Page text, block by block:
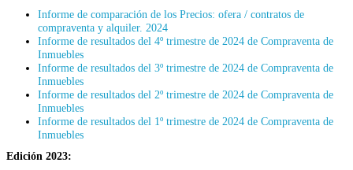
Informe de comparación de los Precios: ofera / contratos de
compraventa y alquiler. 2024
Informe de resultados del 4º trimestre de 2024 de Compraventa de
Inmuebles
Informe de resultados del 3º trimestre de 2024 de Compraventa de
Inmuebles
Informe de resultados del 2º trimestre de 2024 de Compraventa de
Inmuebles
Informe de resultados del 1º trimestre de 2024 de Compraventa de
Inmuebles
Edición 2023: